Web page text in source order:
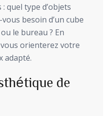
quel type d’objets
besoin d’un cube
le bureau ? En
orienterez votre
adapté.
de